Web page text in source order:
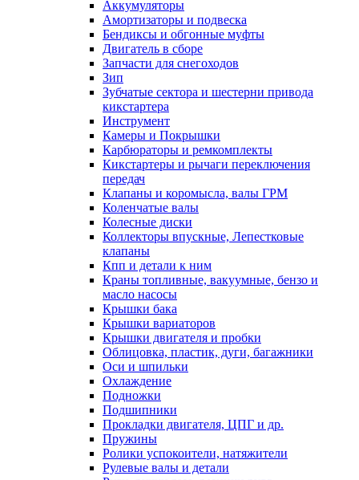
Аккумуляторы
Амортизаторы и подвеска
Бендиксы и обгонные муфты
Двигатель в сборе
Запчасти для снегоходов
Зип
Зубчатые сектора и шестерни привода
кикстартера
Инструмент
Камеры и Покрышки
Карбюраторы и ремкомплекты
Кикстартеры и рычаги переключения
передач
Клапаны и коромысла, валы ГРМ
Коленчатые валы
Колесные диски
Коллекторы впускные, Лепестковые
клапаны
Кпп и детали к ним
Краны топливные, вакуумные, бензо и
масло насосы
Крышки бака
Крышки вариаторов
Крышки двигателя и пробки
Облицовка, пластик, дуги, багажники
Оси и шпильки
Охлаждение
Подножки
Подшипники
Прокладки двигателя, ЦПГ и др.
Пружины
Ролики успокоители, натяжители
Рулевые валы и детали